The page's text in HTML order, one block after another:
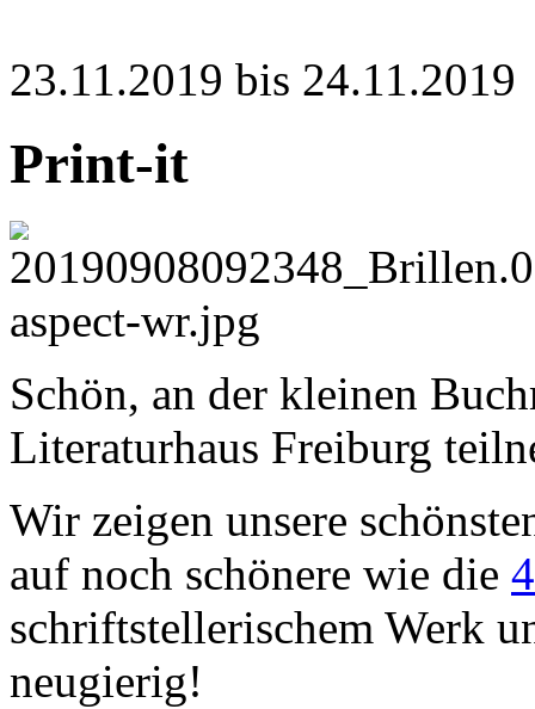
23.11.2019 bis 24.11.2019
Print-it
Schön, an der kleinen
Literaturhaus Freiburg
Wir zeigen unsere
auf noch schönere wie die
schriftstellerischem Werk
neugierig!